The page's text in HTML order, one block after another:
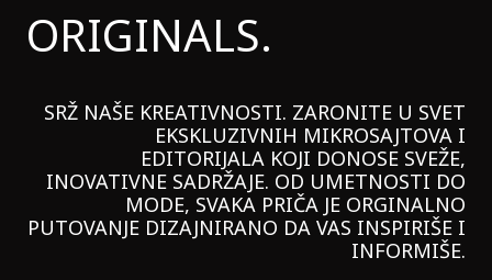
ORIGINALS.
SRŽ NAŠE KREATIVNOSTI. ZARONITE U SVET
EKSKLUZIVNIH MIKROSAJTOVA I
EDITORIJALA KOJI DONOSE SVEŽE,
INOVATIVNE SADRŽAJE. OD UMETNOSTI DO
MODE, SVAKA PRIČA JE ORGINALNO
PUTOVANJE DIZAJNIRANO DA VAS INSPIRIŠE I
INFORMIŠE.